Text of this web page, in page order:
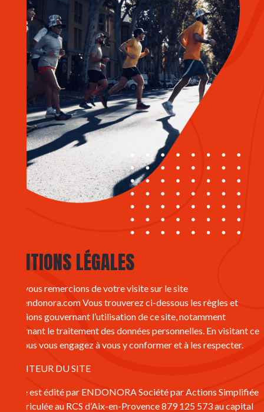
MENTIONS LÉGALES
Nous vous remercions de votre visite sur le site
www.endonora.com Vous trouverez ci-dessous les règles et
conditions gouvernant l’utilisation de ce site, notamment
concernant le traitement des données personnelles. En visitant ce
site, vous vous engagez à vous y conformer et à les respecter.
1 – EDITEUR DU SITE
Ce site est édité par ENDONORA Société par Actions Simplifiée
immatriculée au RCS d’Aix-en-Provence 879 125 573 au capital